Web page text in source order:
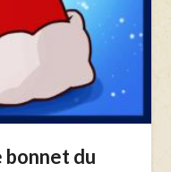
bonnet du